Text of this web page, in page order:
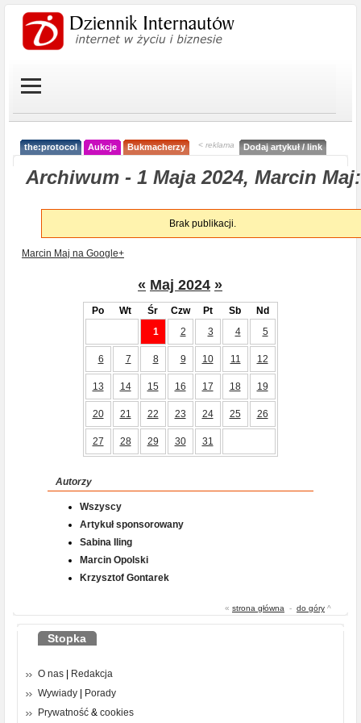
the:protocol Aukcje Bukmacherzy < reklama Dodaj artykuł / link
Archiwum - 1 Maja 2024, Marcin Maj:
Brak publikacji.
Marcin Maj na Google+
« Maj 2024 »
Po Wt Śr Czw Pt Sb
Nd
1
2 3 4 5
6 7 8 9 10 11 12
13 14 15 16 17 18 19
20 21 22 23 24 25 26
27 28 29 30 31
Autorzy
Wszyscy
Artykuł sponsorowany
Sabina Iling
Marcin Opolski
Krzysztof Gontarek
« strona główna - do góry ^
Stopka
O nas
Redakcja
Wywiady
Porady
Prywatność & cookies